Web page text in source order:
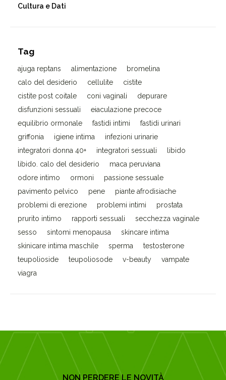
Cultura e Dati
Tag
ajuga reptans alimentazione
bromelina
calo del desiderio
cellulite
cistite
cistite post coitale
coni vaginali
depurare
disfunzioni sessuali
eiaculazione precoce
equilibrio ormonale
fastidi intimi
fastidi urinari
griffonia
igiene intima
infezioni urinarie
integratori donna 40+
integratori sessuali
libido
libido. calo del desiderio
maca peruviana
odore intimo
ormoni
passione sessuale
pavimento pelvico
pene
piante afrodisiache
problemi di erezione
problemi intimi
prostata
prurito intimo
rapporti sessuali
secchezza vaginale
sesso
sintomi menopausa
skincare intima
skinicare intima maschile
sperma
testosterone
teupolioside
teupoliosode v-beauty
vampate
viagra
NON PERDERE LE NOVITÀ